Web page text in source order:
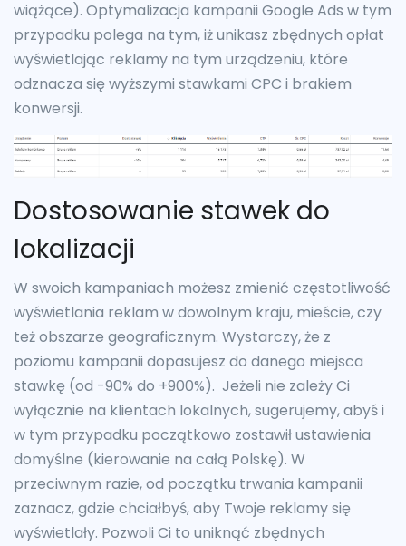
wiążące). Optymalizacja kampanii Google Ads w tym
przypadku polega na tym, iż unikasz zbędnych opłat
wyświetlając reklamy na tym urządzeniu, które
odznacza się wyższymi stawkami CPC i brakiem
konwersji.
Dostosowanie stawek do
lokalizacji
W swoich kampaniach możesz zmienić częstotliwość
wyświetlania reklam w dowolnym kraju, mieście, czy
też obszarze geograficznym. Wystarczy, że z
poziomu kampanii dopasujesz do danego miejsca
stawkę (od -90% do +900%). Jeżeli nie zależy Ci
wyłącznie na klientach lokalnych, sugerujemy, abyś i
w tym przypadku początkowo zostawił ustawienia
domyślne (kierowanie na całą Polskę). W
przeciwnym razie, od początku trwania kampanii
zaznacz, gdzie chciałbyś, aby Twoje reklamy się
wyświetlały. Pozwoli Ci to uniknąć zbędnych